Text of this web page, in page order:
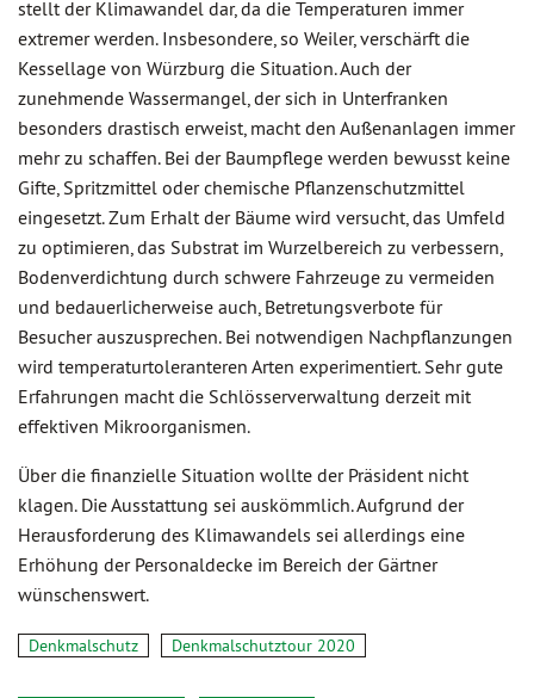
stellt der Klimawandel dar, da die Temperaturen immer
extremer werden. Insbesondere, so Weiler, verschärft die
Kessellage von Würzburg die Situation. Auch der
zunehmende Wassermangel, der sich in Unterfranken
besonders drastisch erweist, macht den Außenanlagen immer
mehr zu schaffen. Bei der Baumpflege werden bewusst keine
Gifte, Spritzmittel oder chemische Pflanzenschutzmittel
eingesetzt. Zum Erhalt der Bäume wird versucht, das Umfeld
zu optimieren, das Substrat im Wurzelbereich zu verbessern,
Bodenverdichtung durch schwere Fahrzeuge zu vermeiden
und bedauerlicherweise auch, Betretungsverbote für
Besucher auszusprechen. Bei notwendigen Nachpflanzungen
wird temperaturtoleranteren Arten experimentiert. Sehr gute
Erfahrungen macht die Schlösserverwaltung derzeit mit
effektiven Mikroorganismen.
Über die finanzielle Situation wollte der Präsident nicht
klagen. Die Ausstattung sei auskömmlich. Aufgrund der
Herausforderung des Klimawandels sei allerdings eine
Erhöhung der Personaldecke im Bereich der Gärtner
wünschenswert.
Denkmalschutz Denkmalschutztour 2020